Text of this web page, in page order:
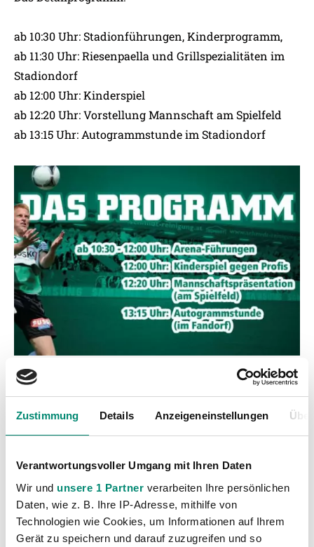
Zustimmung Details Anzeigeneinstellungen
Verantwortungsvoller Umgang mit Ihren Daten
Wir und unsere 1 Partner verarbeiten Ihre persönlichen
Daten, wie z. B. Ihre IP-Adresse, mithilfe von
Technologien wie Cookies, um Informationen auf Ihrem
Gerät zu speichern und darauf zuzugreifen und so
ab 10:30 Uhr: Stadionführungen, Kinderprogramm,
ab 11:30 Uhr: Riesenpaella und Grillspezialitäten im
Stadiondorf
ab 12:00 Uhr: Kinderspiel
ab 12:20 Uhr: Vorstellung Mannschaft am Spielfeld
ab 13:15 Uhr: Autogrammstunde im Stadiondorf
Akademie
(236)
Damen
Junge Wikinger Ried
(413)
Nachwuchs
Profis
(1316)